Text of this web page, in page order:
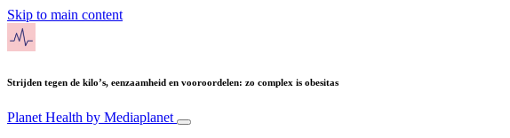
Skip to main content
Strijden tegen de kilo’s, eenzaamheid en vooroordelen: zo complex is obesitas
Planet Health by Mediaplanet